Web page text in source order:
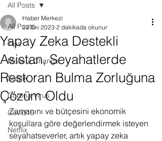
All Posts
Tips
Make a Change
Sağlık
Corona Virus
Covid19
Netflix
All Posts
Yapay Zeka Destekli
Asistan, Seyahatlerde
Restoran Bulma Zorluğuna
Çözüm Oldu
Haber Merkezi
22 Eki 2023 2 dakikada okunur
Zamanını ve bütçesini ekonomik
koşullara göre değerlendirmek isteyen
seyahatseverler, artık yapay zeka